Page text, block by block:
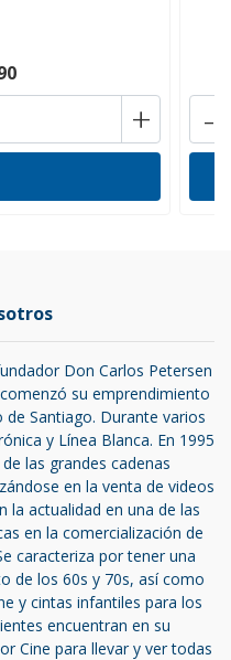
+ -
Don Carlos Petersen
su emprendimiento
Santiago. Durante varios
y Línea Blanca. En 1995
las grandes cadenas
en la venta de videos
la actualidad en una de las
en la comercialización de
caracteriza por tener una
de los 60s y 70s, así como
y cintas infantiles para los
encuentran en su
Cine para llevar y ver todas